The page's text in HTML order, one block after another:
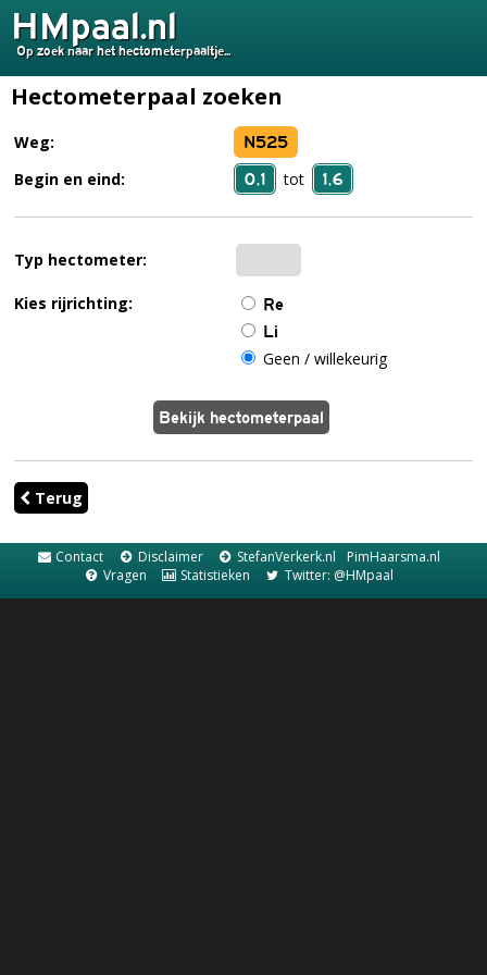
HMpaal.nl
Op zoek naar het hectometerpaaltje...
Hectometerpaal zoeken
Weg: N525
Begin en eind: 0,1 tot 1,6
Typ hectometer:
Kies rijrichting:
Re
Li
Geen / willekeurig
Terug
Contact Disclaimer StefanVerkerk.nl
PimHaarsma.nl
Vragen
Statistieken Twitter: @HMpaal